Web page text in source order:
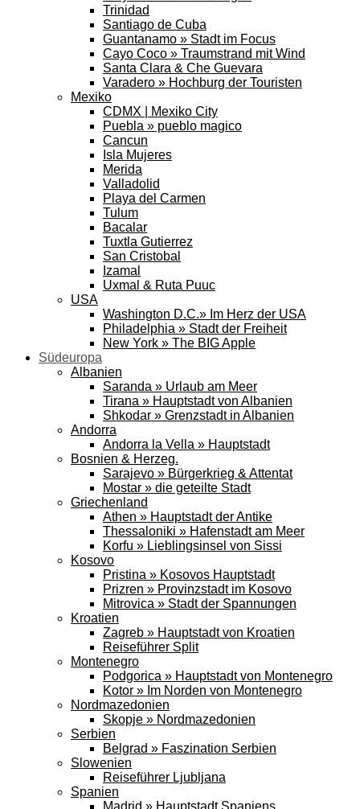
Trinidad
Santiago de Cuba
Guantanamo » Stadt im Focus
Cayo Coco » Traumstrand mit Wind
Santa Clara & Che Guevara
Varadero » Hochburg der Touristen
Mexiko
CDMX | Mexiko City
Puebla » pueblo magico
Cancun
Isla Mujeres
Merida
Valladolid
Playa del Carmen
Tulum
Bacalar
Tuxtla Gutierrez
San Cristobal
Izamal
Uxmal & Ruta Puuc
USA
Washington D.C.» Im Herz der USA
Philadelphia » Stadt der Freiheit
New York » The BIG Apple
Südeuropa
Albanien
Saranda » Urlaub am Meer
Tirana » Hauptstadt von Albanien
Shkodar » Grenzstadt in Albanien
Andorra
Andorra la Vella » Hauptstadt
Bosnien & Herzeg.
Sarajevo » Bürgerkrieg & Attentat
Mostar » die geteilte Stadt
Griechenland
Athen » Hauptstadt der Antike
Thessaloniki » Hafenstadt am Meer
Korfu » Lieblingsinsel von Sissi
Kosovo
Pristina » Kosovos Hauptstadt
Prizren » Provinzstadt im Kosovo
Mitrovica » Stadt der Spannungen
Kroatien
Zagreb » Hauptstadt von Kroatien
Reiseführer Split
Montenegro
Podgorica » Hauptstadt von Montenegro
Kotor » Im Norden von Montenegro
Nordmazedonien
Skopje » Nordmazedonien
Serbien
Belgrad » Faszination Serbien
Slowenien
Reiseführer Ljubljana
Spanien
Madrid » Hauptstadt Spaniens